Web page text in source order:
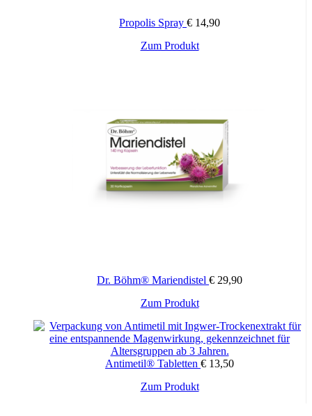
Propolis Spray € 14,90
Zum Produkt
Dr. Böhm® Mariendistel € 29,90
Zum ProduktDieses
weist
mehrere
Varianten
auf.
Optionen
Antimetil® Tabletten € 13,50
Zum Produkt